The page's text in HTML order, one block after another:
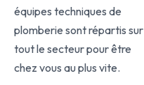
équipes techniques de
plomberie sont répartis sur
tout le secteur pour être
chez vous au plus vite.